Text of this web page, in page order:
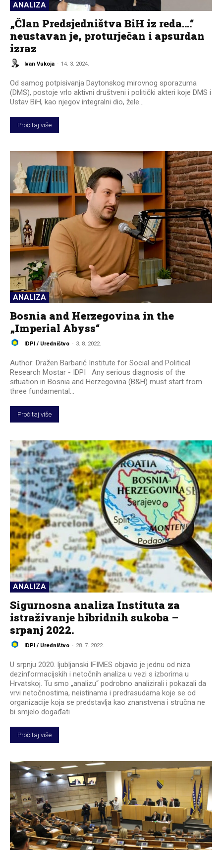
ANALIZA
„Član Predsjedništva BiH iz reda….“
neustavan je, proturječan i apsurdan
izraz
Ivan Vukoja - 14. 3. 2024.
Od samog potpisivanja Daytonskog mirovnog sporazuma
(DMS), postoje vrlo aktivni društveni i politički akteri koje DMS i
Ustav BiH, kao njegov integralni dio, žele...
Pročitaj više
ANALIZA
Bosnia and Herzegovina in the
„Imperial Abyss“
IDPI / Uredništvo - 3. 8. 2022.
Author: Dražen Barbarić Institute for Social and Political
Research Mostar - IDPI Any serious diagnosis of the
situation in Bosnia and Herzegovina (B&H) must start from
three fundamental...
Pročitaj više
ANALIZA
Sigurnosna analiza Instituta za
istraživanje hibridnih sukoba –
srpanj 2022.
IDPI / Uredništvo - 28. 7. 2022.
U srpnju 2020. ljubljanski IFIMES objavio je jednu od niza
dezinformacijskih i netočnih analiza u vezi s izborima u
Hrvatskoj. Tu smo „analizu“ podrobno analizirali i pokazali da
vrvi netočnostima, neistinama i predrasudama koje se od
organizacije koja se predstavlja kao znanstvena i stručna ne
bi smjelo događati
Pročitaj više